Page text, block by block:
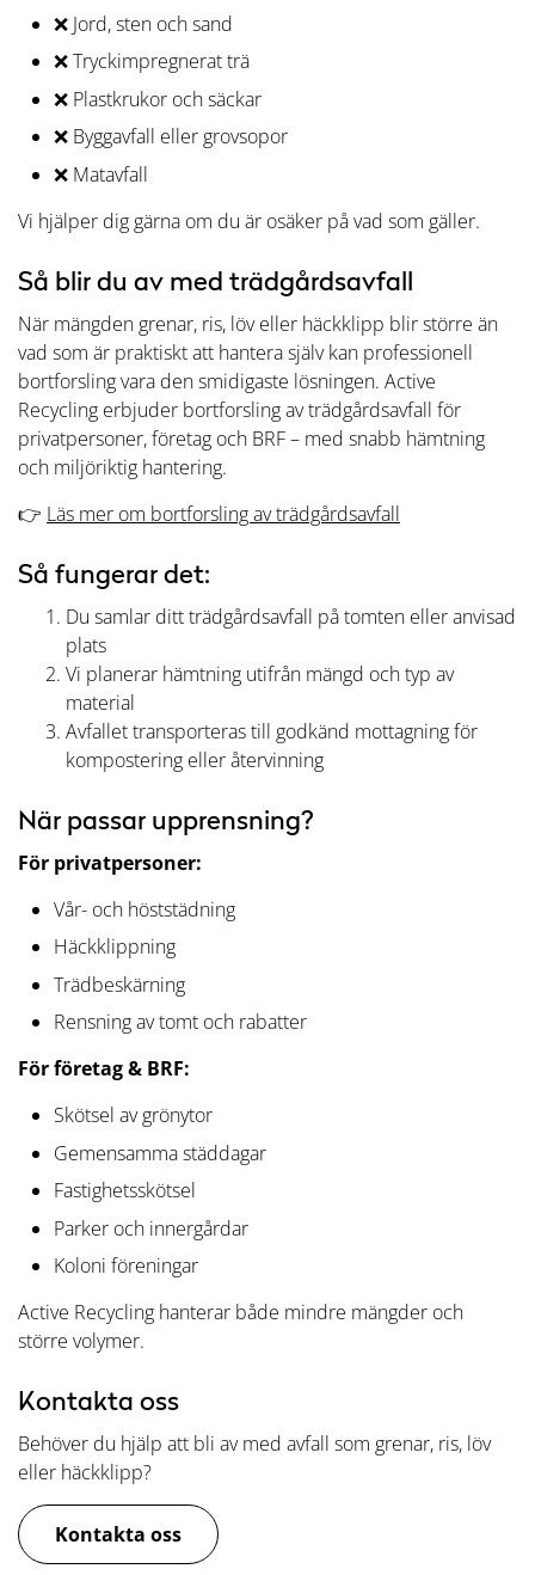
❌ Jord, sten och sand
❌ Tryckimpregnerat trä
❌ Plastkrukor och säckar
❌ Byggavfall eller grovsopor
❌ Matavfall
Vi hjälper dig gärna om du är osäker på vad som gäller.
Så blir du av med trädgårdsavfall
När mängden grenar, ris, löv eller häckklipp blir större än
vad som är praktiskt att hantera själv kan professionell
bortforsling vara den smidigaste lösningen. Active
Recycling erbjuder bortforsling av trädgårdsavfall för
privatpersoner, företag och BRF – med snabb hämtning
och miljöriktig hantering.
👉 Läs mer om bortforsling av trädgårdsavfall
Så fungerar det:
Du samlar ditt trädgårdsavfall på tomten eller anvisad
plats
Vi planerar hämtning utifrån mängd och typ av
material
Avfallet transporteras till godkänd mottagning för
kompostering eller återvinning
När passar upprensning?
För privatpersoner:
Vår- och höststädning
Häckklippning
Trädbeskärning
Rensning av tomt och rabatter
För företag & BRF:
Skötsel av grönytor
Gemensamma städdagar
Fastighetsskötsel
Parker och innergårdar
Koloni föreningar
Active Recycling hanterar både mindre mängder och
större volymer.
Kontakta oss
Behöver du hjälp att bli av med avfall som grenar, ris, löv
eller häckklipp?
Kontakta oss